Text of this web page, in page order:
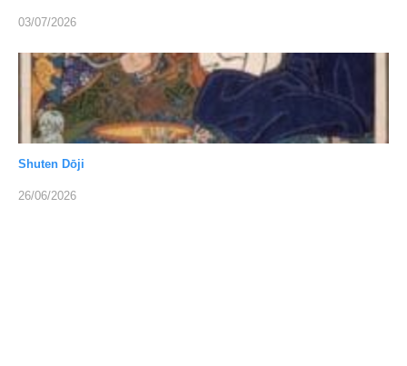
03/07/2026
Shuten Dōji
26/06/2026